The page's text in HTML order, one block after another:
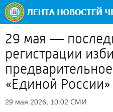
29 мая —
регистрации
«Единой России»
29 мая 2026, 10:02 СМИ